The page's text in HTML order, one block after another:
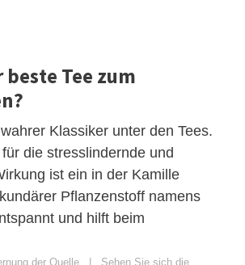
beste Tee zum
Klassiker unter den Tees.
die stresslindernde und
ist ein in der Kamille
Pflanzenstoff namens
und hilft beim
der Quelle | Sehen Sie sich die